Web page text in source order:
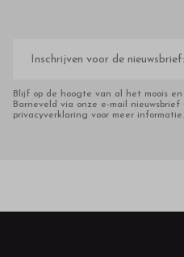
mailadres
Blijf op de hoogte van al het moois
Barneveld via onze e-mail
privacyverklaring voor meer informatie.